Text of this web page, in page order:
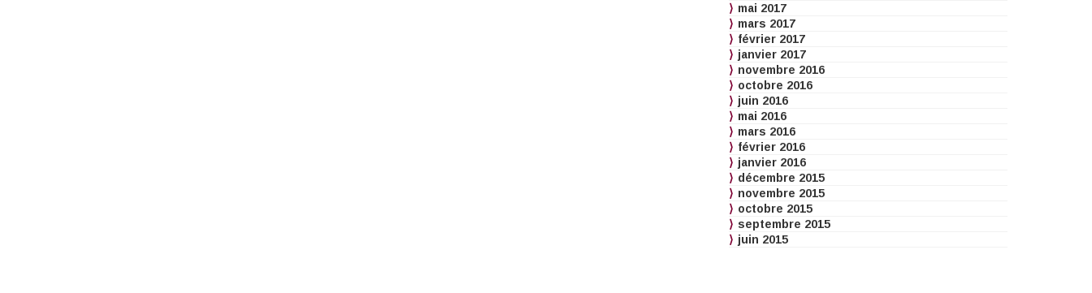
mai 2017
mars 2017
février 2017
janvier 2017
novembre 2016
octobre 2016
juin 2016
mai 2016
mars 2016
février 2016
janvier 2016
décembre 2015
novembre 2015
octobre 2015
septembre 2015
juin 2015